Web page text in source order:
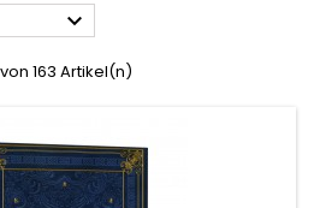

163 Artikel(n)